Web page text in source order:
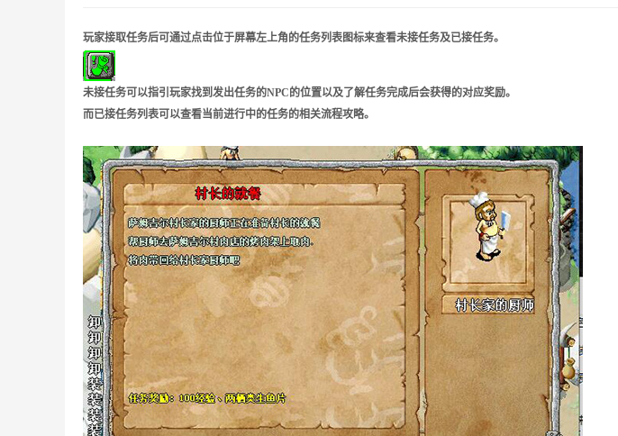
玩家接取任务后可通过点击位于屏幕左上角的任务列表图标来查看未接任务及已接任务。
未接任务可以指引玩家找到发出任务的NPC的位置以及了解任务完成后会获得的对应奖励。
而已接任务列表可以查看当前进行中的任务的相关流程攻略。